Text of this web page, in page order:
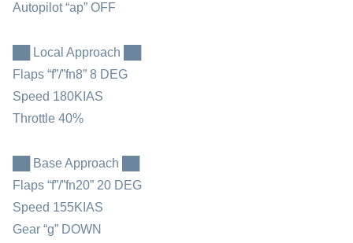
Autopilot “ap” OFF
██ Local Approach ██
Flaps “f”/”fn8” 8 DEG
Speed 180KIAS
Throttle 40%
██ Base Approach ██
Flaps “f”/”fn20” 20 DEG
Speed 155KIAS
Gear “g” DOWN